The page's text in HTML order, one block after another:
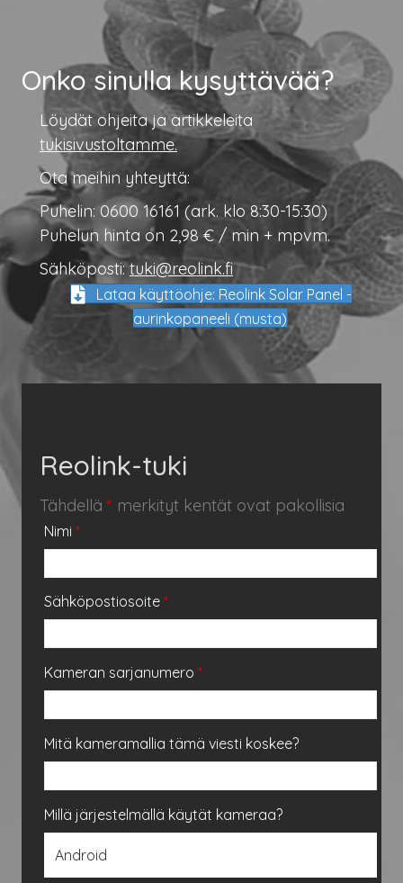
Onko sinulla kysyttävää?
Löydät ohjeita ja artikkeleita
tukisivustoltamme.
Ota meihin yhteyttä:
Puhelin: 0600 16161 (ark. klo 8:30-15:30)
Puhelun hinta on 2,98 € / min + mpvm.
Sähköposti:tuki@reolink.fi
Lataa käyttöohje: Reolink Solar Panel -
aurinkopaneeli (musta)
Reolink-tuki
Tähdellä * merkityt kentät ovat pakollisia
Nimi *
Sähköpostiosoite *
Kameran sarjanumero *
Mitä kameramallia tämä viesti koskee?
Millä järjestelmällä käytät kameraa?